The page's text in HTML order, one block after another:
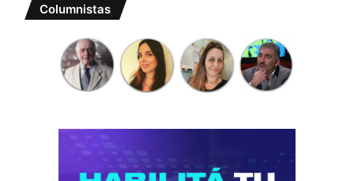
Columnistas